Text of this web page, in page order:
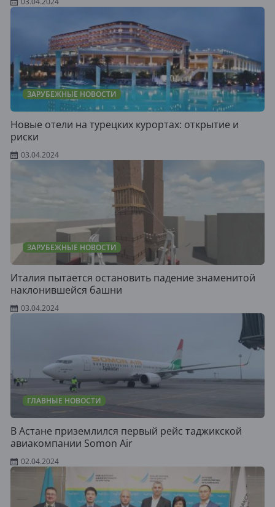
ЗАРУБЕЖНЫЕ НОВОСТИ
Новые отели на турецких курортах: открытие и
риски
03.04.2024
ЗАРУБЕЖНЫЕ НОВОСТИ
Италия пытается остановить падение знаменитой
наклонившейся башни
03.04.2024
ГЛАВНЫЕ НОВОСТИ
В Астане приземлился первый рейс таджикской
авиакомпании Somon Air
02.04.2024